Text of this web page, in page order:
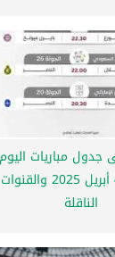
مباريات اليوم
الجمعة 4 أبريل 2025 والقنوات
الناقلة